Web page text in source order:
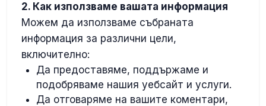
2. Как използваме вашата информация
Можем да използваме събраната
информация за различни цели,
включително:
Да предоставяме, поддържаме и
подобряваме нашия уебсайт и услуги.
Да отговаряме на вашите коментари,